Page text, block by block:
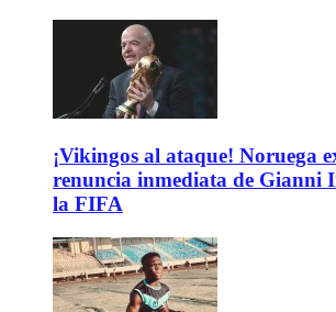
¡Vikingos al ataque! Noruega
renuncia inmediata de Gianni
la FIFA